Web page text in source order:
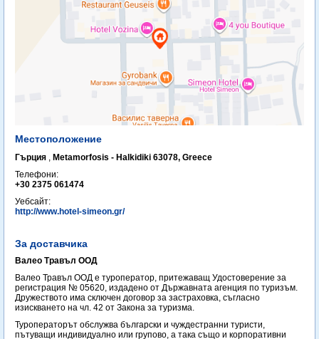
Местоположение
Гърция , Metamorfosis - Halkidiki 63078, Greece
Телефони:
+30 2375 061474
Уебсайт:
http://www.hotel-simeon.gr/
За доставчика
Валео Травъл ООД
Валео Травъл ООД е туроператор, притежаващ Удостоверение за
регистрация № 05620, издадено от Държавната агенция по туризъм.
Дружеството има сключен договор за застраховка, съгласно
изискването на чл. 42 от Закона за туризма.
Туроператорът обслужва български и чуждестранни туристи,
пътуващи индивидуално или групово, а така също и корпоративни